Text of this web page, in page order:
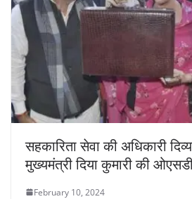
सहकारिता सेवा की अधिकारी
मुख्यमंत्री दिया कुमारी की
February 10, 2024